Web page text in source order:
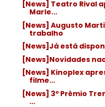
[News] Teatro Rival
Marle...
[News] Augusto
trabalho
[News]Já está
[News]Novidades
[News] Kinoplex
filme...
[News] 3º Prêmio
...